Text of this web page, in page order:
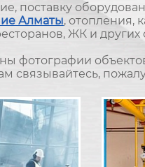
поставку
Алматы, отопления,
ЖК и других
фотографии
связывайтесь,